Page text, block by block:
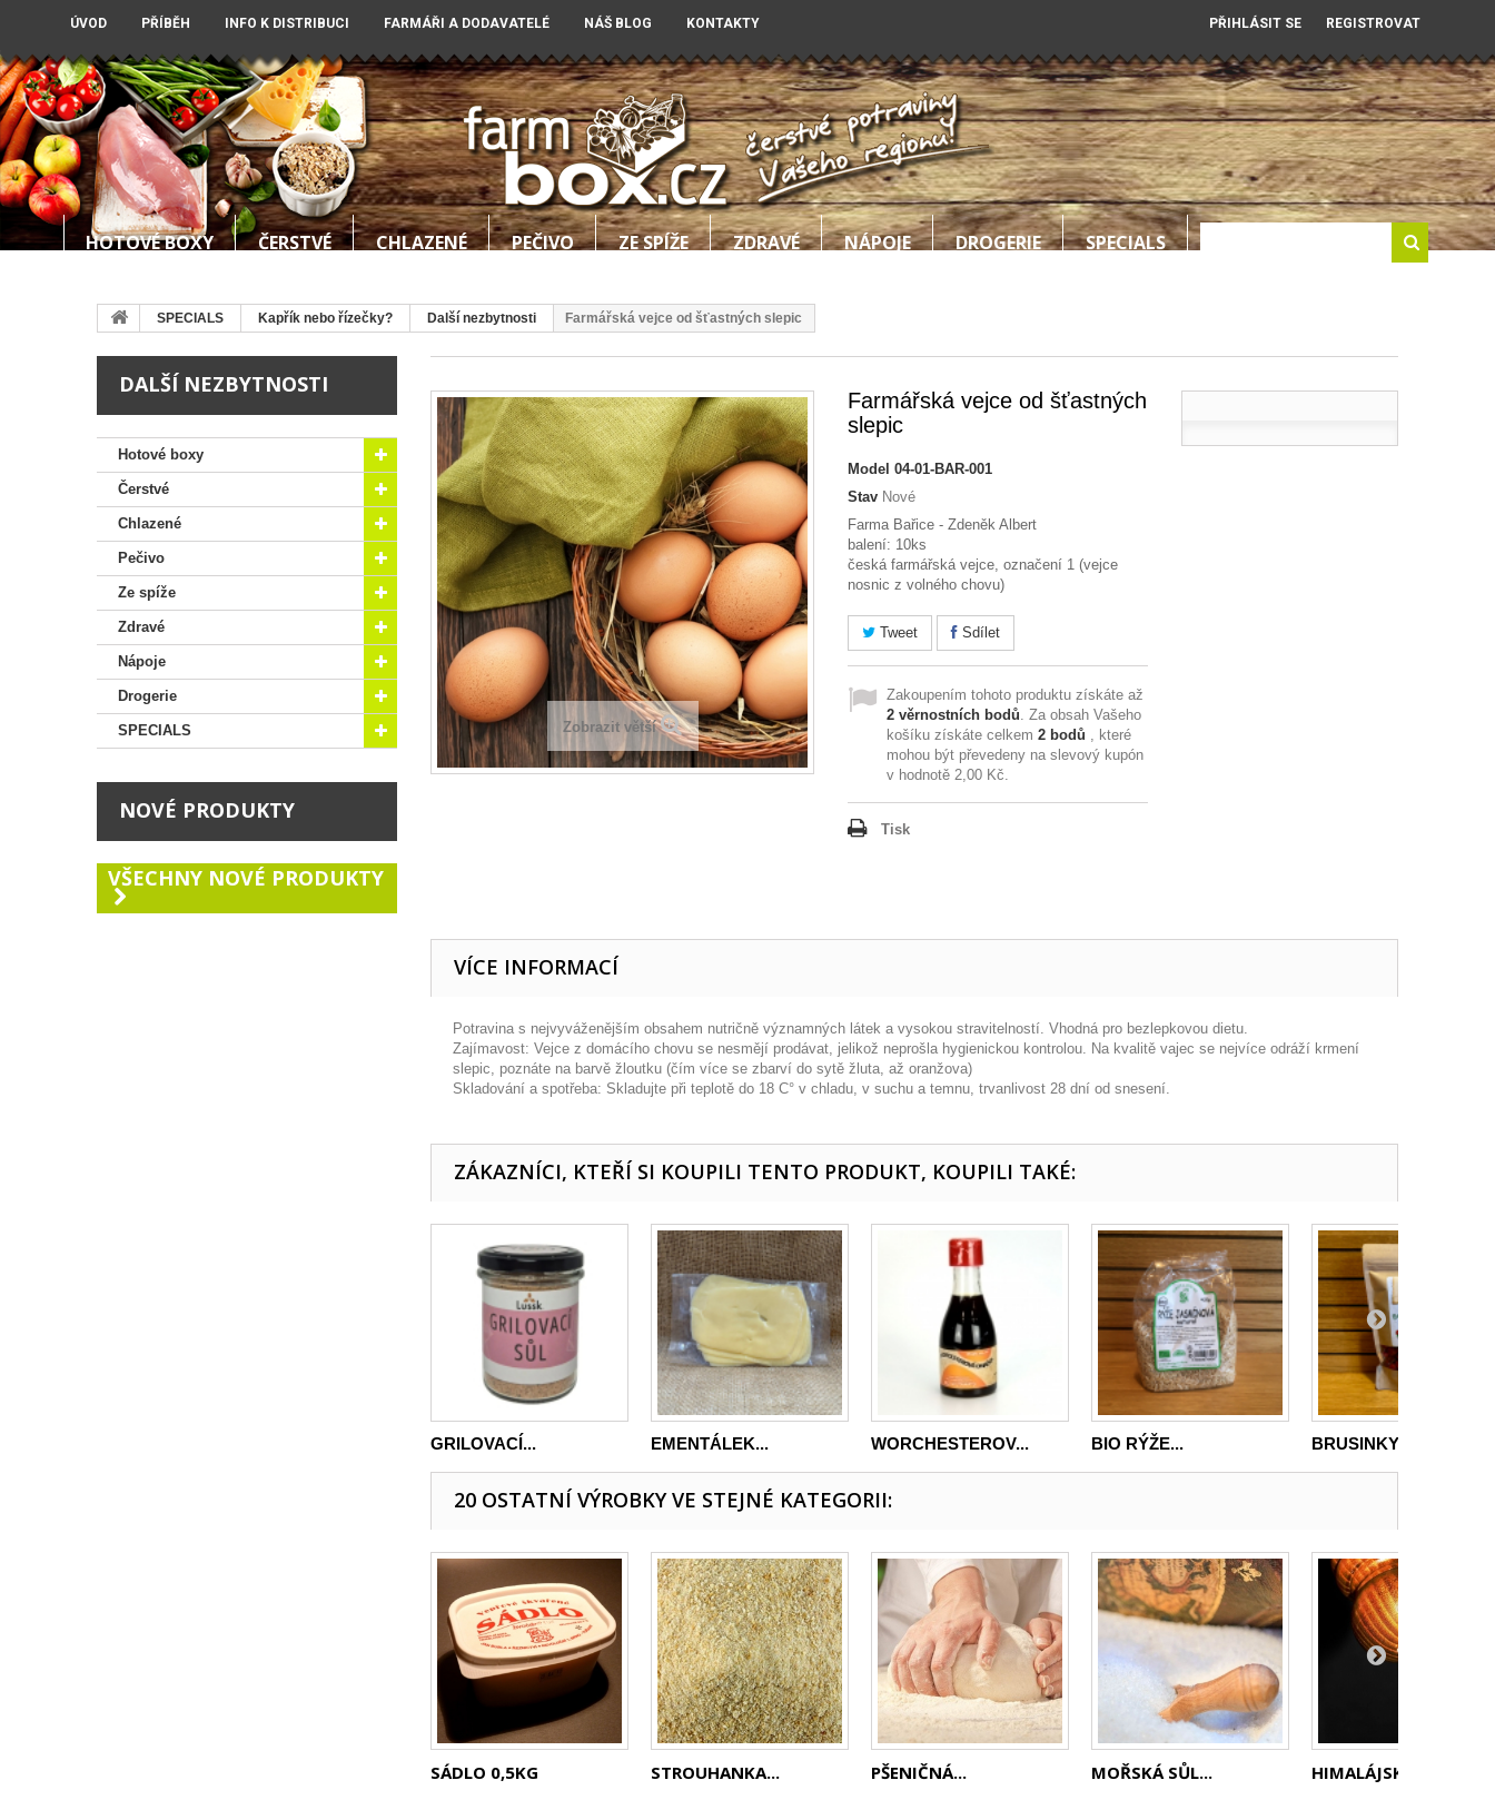
ÚVOD PŘÍBĚH INFO K DISTRIBUCI FARMÁŘI A DODAVATELÉ NÁŠ BLOG KONTAKTY PŘIHLÁSIT SE REGISTROVAT
HOTOVÉ BOXY ČERSTVÉ CHLAZENÉ PEČIVO ZE SPÍŽE ZDRAVÉ NÁPOJE DROGERIE SPECIALS
SPECIALS Kapřík nebo řízečky? Další nezbytnosti Farmářská vejce od šťastných slepic
DALŠÍ NEZBYTNOSTI
Hotové boxy
Čerstvé
Chlazené
Pečivo
Ze spíže
Zdravé
Nápoje
Drogerie
SPECIALS
NOVÉ PRODUKTY
VŠECHNY NOVÉ PRODUKTY
Zobrazit větší
Farmářská vejce od šťastných
slepic
Model 04-01-BAR-001
Stav Nové
Farma Bařice - Zdeněk Albert
balení: 10ks
česká farmářská vejce, označení 1 (vejce
nosnic z volného chovu)
Tweet Sdílet
Zakoupením tohoto produktu získáte až
2 věrnostních bodů. Za obsah Vašeho
košíku získáte celkem 2 bodů , které
mohou být převedeny na slevový kupón
v hodnotě 2,00 Kč.
Tisk
VÍCE INFORMACÍ
Potravina s nejvyváženějším obsahem nutričně významných látek a vysokou stravitelností. Vhodná pro bezlepkovou dietu.
Zajímavost: Vejce z domácího chovu se nesmějí prodávat, jelikož neprošla hygienickou kontrolou. Na kvalitě vajec se nejvíce odráží krmení
slepic, poznáte na barvě žloutku (čím více se zbarví do sytě žluta, až oranžova)
Skladování a spotřeba: Skladujte při teplotě do 18 C° v chladu, v suchu a temnu, trvanlivost 28 dní od snesení.
ZÁKAZNÍCI, KTEŘÍ SI KOUPILI TENTO PRODUKT, KOUPILI TAKÉ:
GRILOVACÍ... EMENTÁLEK... WORCHESTEROV... BIO RÝŽE... BRUSINKY...
20 OSTATNÍ VÝROBKY VE STEJNÉ KATEGORII:
SÁDLO 0,5KG STROUHANKA... PŠENIČNÁ... MOŘSKÁ SŮL... HIMALÁJSKÁ...